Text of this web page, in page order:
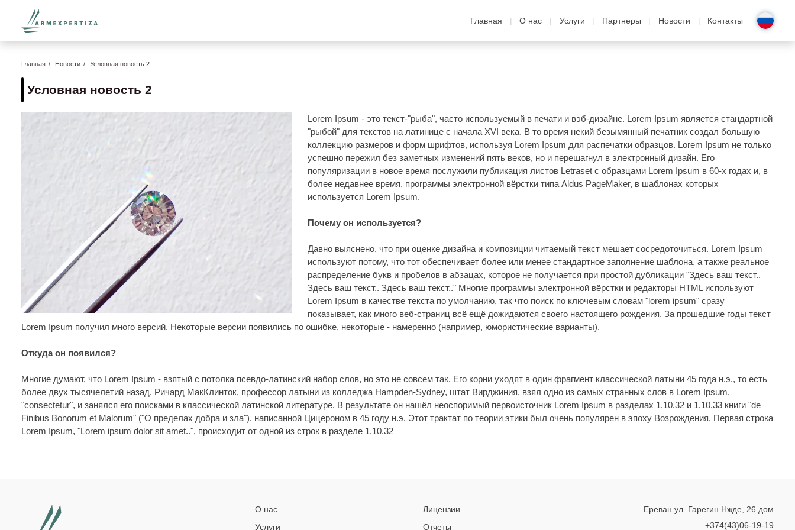
Главная О нас Услуги Партнеры Новости Контакты
Главная Новости Условная новость 2
Условная новость 2
Lorem Ipsum - это текст-"рыба", часто используемый в печати и вэб-дизайне. Lorem Ipsum является стандартной
"рыбой" для текстов на латинице с начала XVI века. В то время некий безымянный печатник создал большую
коллекцию размеров и форм шрифтов, используя Lorem Ipsum для распечатки образцов. Lorem Ipsum не только
успешно пережил без заметных изменений пять веков, но и перешагнул в электронный дизайн. Его
популяризации в новое время послужили публикация листов Letraset с образцами Lorem Ipsum в 60-х годах и, в
более недавнее время, программы электронной вёрстки типа Aldus PageMaker, в шаблонах которых
используется Lorem Ipsum.
Почему он используется?
Давно выяснено, что при оценке дизайна и композиции читаемый текст мешает сосредоточиться. Lorem Ipsum
используют потому, что тот обеспечивает более или менее стандартное заполнение шаблона, а также реальное
распределение букв и пробелов в абзацах, которое не получается при простой дубликации "Здесь ваш текст..
Здесь ваш текст.. Здесь ваш текст.." Многие программы электронной вёрстки и редакторы HTML используют
Lorem Ipsum в качестве текста по умолчанию, так что поиск по ключевым словам "lorem ipsum" сразу
показывает, как много веб-страниц всё ещё дожидаются своего настоящего рождения. За прошедшие годы текст
Lorem Ipsum получил много версий. Некоторые версии появились по ошибке, некоторые - намеренно (например, юмористические варианты).
Откуда он появился?
Многие думают, что Lorem Ipsum - взятый с потолка псевдо-латинский набор слов, но это не совсем так. Его корни уходят в один фрагмент классической латыни 45 года н.э., то есть
более двух тысячелетий назад. Ричард МакКлинток, профессор латыни из колледжа Hampden-Sydney, штат Вирджиния, взял одно из самых странных слов в Lorem Ipsum,
"consectetur", и занялся его поисками в классической латинской литературе. В результате он нашёл неоспоримый первоисточник Lorem Ipsum в разделах 1.10.32 и 1.10.33 книги "de
Finibus Bonorum et Malorum" ("О пределах добра и зла"), написанной Цицероном в 45 году н.э. Этот трактат по теории этики был очень популярен в эпоху Возрождения. Первая строка
Lorem Ipsum, "Lorem ipsum dolor sit amet..", происходит от одной из строк в разделе 1.10.32
О нас
Услуги
Лицензии
Отчеты
Ереван ул. Гарегин Нжде, 26 дом
+374(43)06-19-19